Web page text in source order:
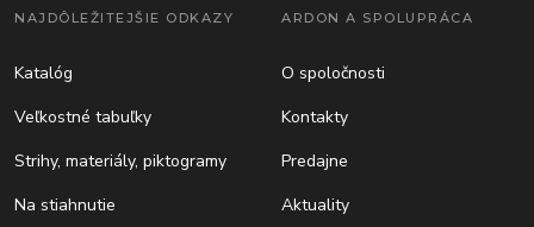
NAJDÔLEŽITEJŠIE ODKAZY
Katalóg
Veľkostné tabuľky
Strihy, materiály, piktogramy
Na stiahnutie
ARDON A SPOLUPRÁCA
O spoločnosti
Kontakty
Predajne
Aktuality